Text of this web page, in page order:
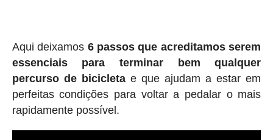
Aqui deixamos 6 passos que acreditamos serem
essenciais para terminar bem qualquer
percurso de bicicletae que ajudam a estar em
perfeitas condições para voltar a pedalar o mais
rapidamente possível.